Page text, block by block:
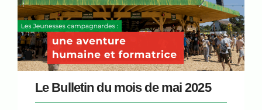
Le Bulletin du mois de mai 2025